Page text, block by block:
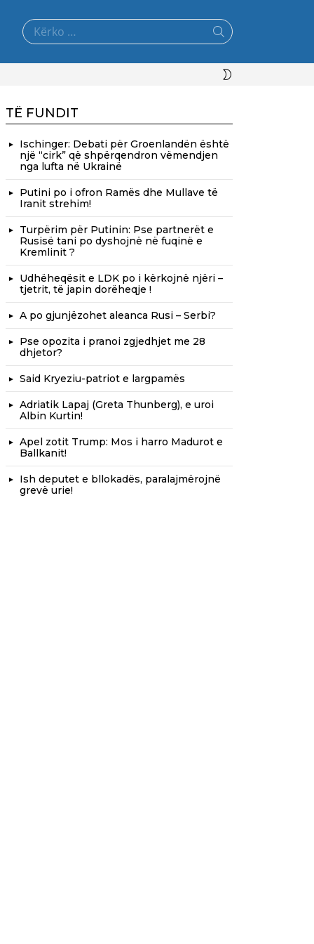
Search
for:
TË FUNDIT
Ischinger: Debati për Groenlandën është
një “cirk” që shpërqendron vëmendjen
nga lufta në Ukrainë
Putini po i ofron Ramës dhe Mullave të
Iranit strehim!
Turpërim për Putinin: Pse partnerët e
Rusisë tani po dyshojnë në fuqinë e
Kremlinit ?
Udhëheqësit e LDK po i kërkojnë njëri –
tjetrit, të japin dorëheqje !
A po gjunjëzohet aleanca Rusi – Serbi?
Pse opozita i pranoi zgjedhjet me 28
dhjetor?
Said Kryeziu-patriot e largpamës
Adriatik Lapaj (Greta Thunberg), e uroi
Albin Kurtin!
Apel zotit Trump: Mos i harro Madurot e
Ballkanit!
Ish deputet e bllokadës, paralajmërojnë
grevë urie!